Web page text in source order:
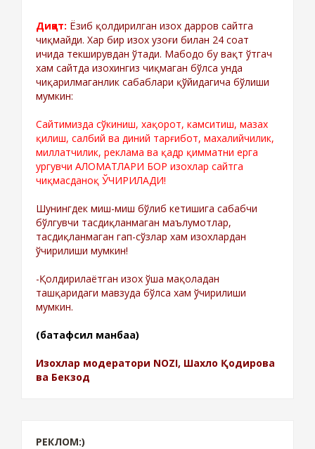
Диққат: Ёзиб қолдирилган изох дарров сайтга
чиқмайди. Хар бир изох узоғи билан 24 соат
ичида текширувдан ўтади. Мабодо бу вақт ўтгач
хам сайтда изохингиз чиқмаган бўлса унда
чиқарилмаганлик сабаблари қўйидагича бўлиши
мумкин:
Сайтимизда сўкиниш, хақорот, камситиш, мазах
қилиш, салбий ва диний тарғибот, махалийчилик,
миллатчилик, реклама ва қадр қимматни ерга
ургувчи АЛОМАТЛАРИ БОР изохлар сайтга
чиқмасданоқ ЎЧИРИЛАДИ!
Шунингдек миш-миш бўлиб кетишига сабабчи
бўлгувчи тасдиқланмаган маълумотлар,
тасдиқланмаган гап-сўзлар хам изохлардан
ўчирилиши мумкин!
-Қолдирилаётган изох ўша мақоладан
ташқаридаги мавзуда бўлса хам ўчирилиши
мумкин.
(батафсил манбаа)
Изохлар модератори NOZI, Шахло Қодирова
ва Бекзод
РЕКЛОМ:)